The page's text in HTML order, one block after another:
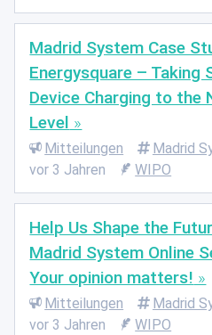
Madrid System Case
Energysquare – Taking
Device Charging to the
Level
Mitteilungen
Madrid
vor 3 Jahren
WIPO
Help Us Shape the
Madrid System Online
Your opinion matters!
Mitteilungen
Madrid
vor 3 Jahren
WIPO